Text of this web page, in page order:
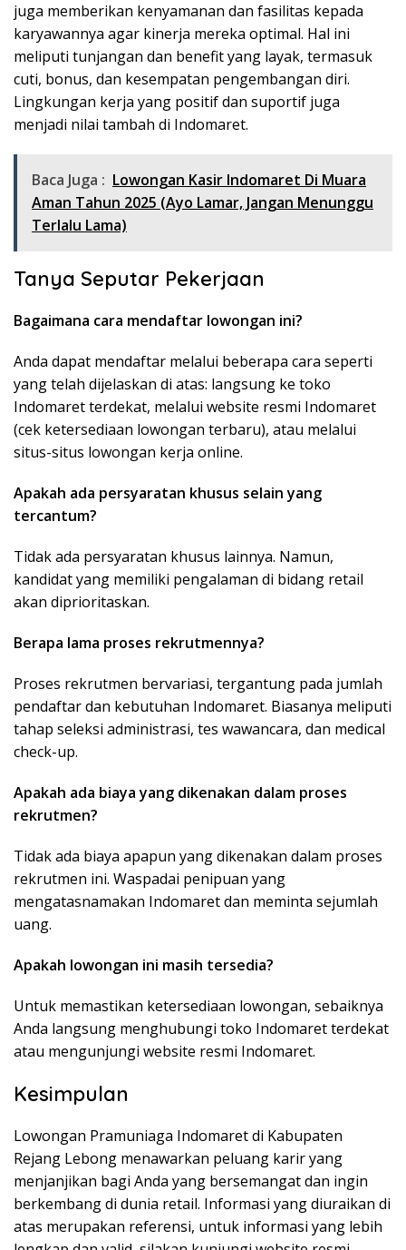
juga memberikan kenyamanan dan fasilitas kepada
karyawannya agar kinerja mereka optimal. Hal ini
meliputi tunjangan dan benefit yang layak, termasuk
cuti, bonus, dan kesempatan pengembangan diri.
Lingkungan kerja yang positif dan suportif juga
menjadi nilai tambah di Indomaret.
Baca Juga : Lowongan Kasir Indomaret Di Muara
Aman Tahun 2025 (Ayo Lamar, Jangan Menunggu
Terlalu Lama)
Tanya Seputar Pekerjaan
Bagaimana cara mendaftar lowongan ini?
Anda dapat mendaftar melalui beberapa cara seperti
yang telah dijelaskan di atas: langsung ke toko
Indomaret terdekat, melalui website resmi Indomaret
(cek ketersediaan lowongan terbaru), atau melalui
situs-situs lowongan kerja online.
Apakah ada persyaratan khusus selain yang
tercantum?
Tidak ada persyaratan khusus lainnya. Namun,
kandidat yang memiliki pengalaman di bidang retail
akan diprioritaskan.
Berapa lama proses rekrutmennya?
Proses rekrutmen bervariasi, tergantung pada jumlah
pendaftar dan kebutuhan Indomaret. Biasanya meliputi
tahap seleksi administrasi, tes wawancara, dan medical
check-up.
Apakah ada biaya yang dikenakan dalam proses
rekrutmen?
Tidak ada biaya apapun yang dikenakan dalam proses
rekrutmen ini. Waspadai penipuan yang
mengatasnamakan Indomaret dan meminta sejumlah
uang.
Apakah lowongan ini masih tersedia?
Untuk memastikan ketersediaan lowongan, sebaiknya
Anda langsung menghubungi toko Indomaret terdekat
atau mengunjungi website resmi Indomaret.
Kesimpulan
Lowongan Pramuniaga Indomaret di Kabupaten
Rejang Lebong menawarkan peluang karir yang
menjanjikan bagi Anda yang bersemangat dan ingin
berkembang di dunia retail. Informasi yang diuraikan di
atas merupakan referensi, untuk informasi yang lebih